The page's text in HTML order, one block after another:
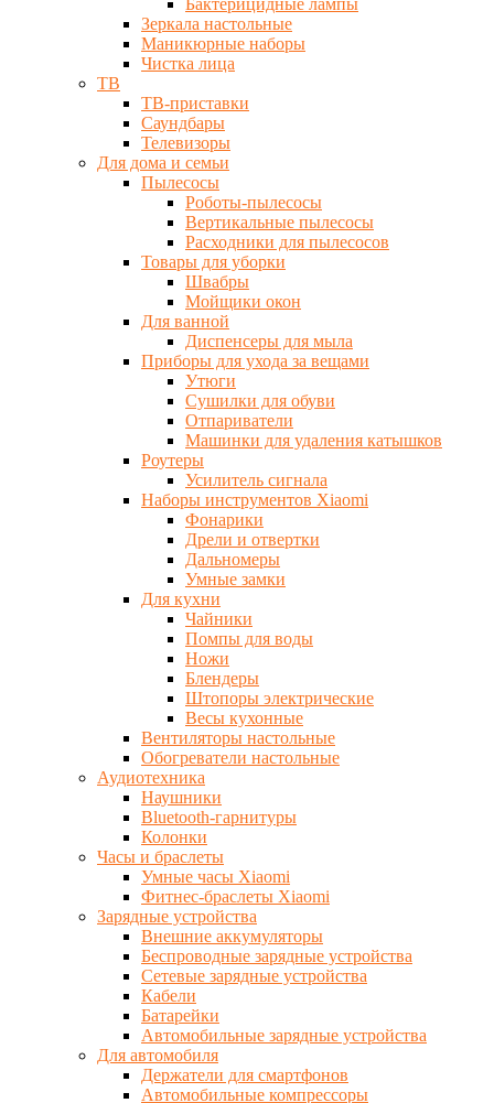
Бактерицидные лампы
Зеркала настольные
Маникюрные наборы
Чистка лица
ТВ
ТВ-приставки
Саундбары
Телевизоры
Для дома и семьи
Пылесосы
Роботы-пылесосы
Вертикальные пылесосы
Расходники для пылесосов
Товары для уборки
Швабры
Мойщики окон
Для ванной
Диспенсеры для мыла
Приборы для ухода за вещами
Утюги
Сушилки для обуви
Отпариватели
Машинки для удаления катышков
Роутеры
Усилитель сигнала
Наборы инструментов Xiaomi
Фонарики
Дрели и отвертки
Дальномеры
Умные замки
Для кухни
Чайники
Помпы для воды
Ножи
Блендеры
Штопоры электрические
Весы кухонные
Вентиляторы настольные
Обогреватели настольные
Аудиотехника
Наушники
Bluetooth-гарнитуры
Колонки
Часы и браслеты
Умные часы Xiaomi
Фитнес-браслеты Xiaomi
Зарядные устройства
Внешние аккумуляторы
Беспроводные зарядные устройства
Сетевые зарядные устройства
Кабели
Батарейки
Автомобильные зарядные устройства
Для автомобиля
Держатели для смартфонов
Автомобильные компрессоры